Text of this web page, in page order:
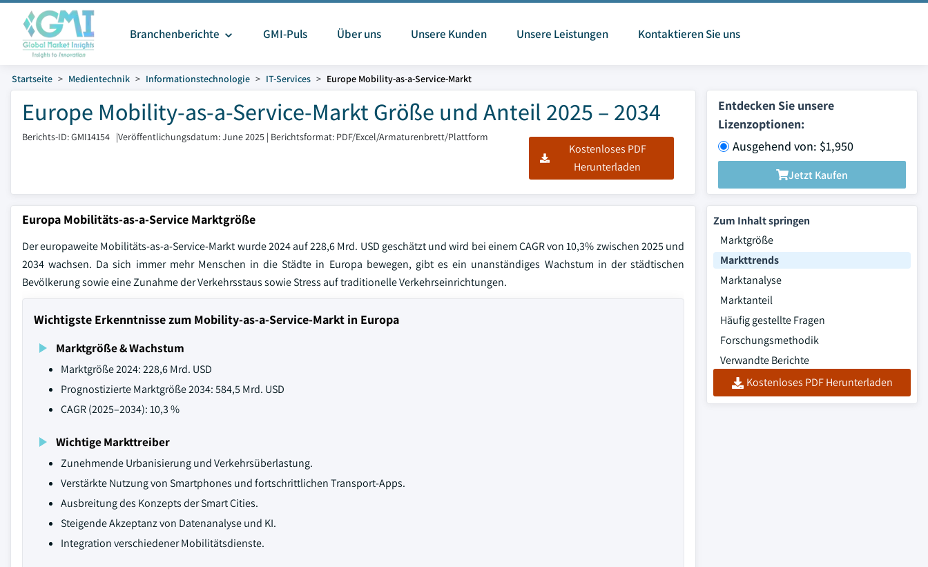
Branchenberichte GMI-Puls Über uns Unsere Kunden Unsere Leistungen Kontaktieren Sie uns
Startseite Medientechnik Informationstechnologie IT-Services Europe Mobility-as-a-Service-Markt
Europe Mobility-as-a-Service-Markt Größe und Anteil 2025 – 2034
Berichts-ID: GMI14154 |Veröffentlichungsdatum: June 2025 | Berichtsformat: PDF/Excel/Armaturenbrett/Plattform
Kostenloses PDF
Herunterladen
Entdecken Sie unsere
Lizenzoptionen:
Ausgehend von: $1,950
Jetzt Kaufen
Europa Mobilitäts-as-a-Service Marktgröße
Der europaweite Mobilitäts-as-a-Service-Markt wurde 2024 auf 228,6 Mrd. USD geschätzt und wird bei einem CAGR von 10,3% zwischen 2025 und
2034 wachsen. Da sich immer mehr Menschen in die Städte in Europa bewegen, gibt es ein unanständiges Wachstum in der städtischen
Bevölkerung sowie eine Zunahme der Verkehrsstaus sowie Stress auf traditionelle Verkehrseinrichtungen.
Wichtigste Erkenntnisse zum Mobility-as-a-Service-Markt in Europa
Marktgröße & Wachstum
Marktgröße 2024: 228,6 Mrd. USD
Prognostizierte Marktgröße 2034: 584,5 Mrd. USD
CAGR (2025–2034): 10,3 %
Wichtige Markttreiber
Zunehmende Urbanisierung und Verkehrsüberlastung.
Verstärkte Nutzung von Smartphones und fortschrittlichen Transport-Apps.
Ausbreitung des Konzepts der Smart Cities.
Steigende Akzeptanz von Datenanalyse und KI.
Integration verschiedener Mobilitätsdienste.
Zum Inhalt springen
Marktgröße
Markttrends
Marktanalyse
Marktanteil
Häufig gestellte Fragen
Forschungsmethodik
Verwandte Berichte
Kostenloses PDF Herunterladen